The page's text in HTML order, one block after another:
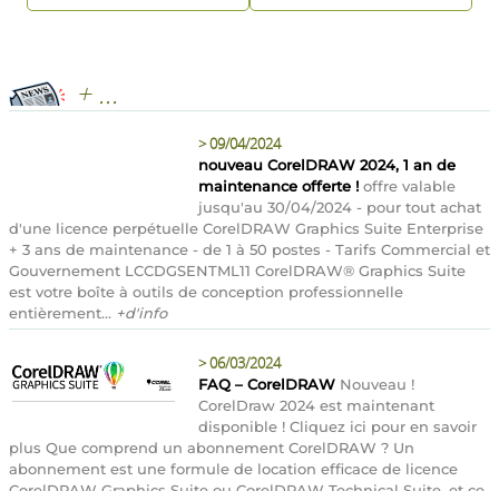
+ ...
>09/04/2024
nouveau CorelDRAW 2024, 1 an de
maintenance offerte ! offre valable
jusqu'au 30/04/2024 - pour tout achat
d'une licence perpétuelle CorelDRAW Graphics Suite Enterprise
+ 3 ans de maintenance - de 1 à 50 postes - Tarifs Commercial et
Gouvernement LCCDGSENTML11 CorelDRAW® Graphics Suite
est votre boîte à outils de conception professionnelle
entièrement... +d'info
>06/03/2024
FAQ – CorelDRAW Nouveau !
CorelDraw 2024 est maintenant
disponible ! Cliquez ici pour en savoir
plus Que comprend un abonnement CorelDRAW ? Un
abonnement est une formule de location efficace de licence